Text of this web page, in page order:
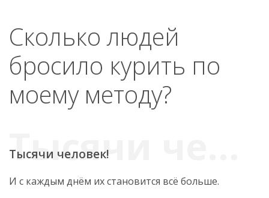
Сколько людей
бросило курить по
моему методу?
Тысячи человек!
И с каждым днём их становится всё больше.